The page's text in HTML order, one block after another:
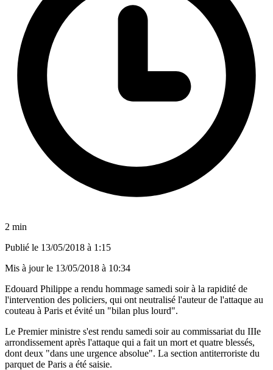
2 min
Publié le 13/05/2018 à 1:15
Mis à jour le 13/05/2018 à 10:34
Edouard Philippe a rendu hommage samedi soir à la rapidité de
l'intervention des policiers, qui ont neutralisé l'auteur de l'attaque au
couteau à Paris et évité un "bilan plus lourd".
Le Premier ministre s'est rendu samedi soir au commissariat du IIIe
arrondissement après l'attaque qui a fait un mort et quatre blessés,
dont deux "dans une urgence absolue". La section antiterroriste du
parquet de Paris a été saisie.